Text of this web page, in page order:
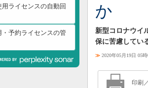
用ライセンスの自動回
・予約ライセンスの管
か
新型コロナウイ
保に苦慮してい
≫ 2020年05月19日 05
印刷